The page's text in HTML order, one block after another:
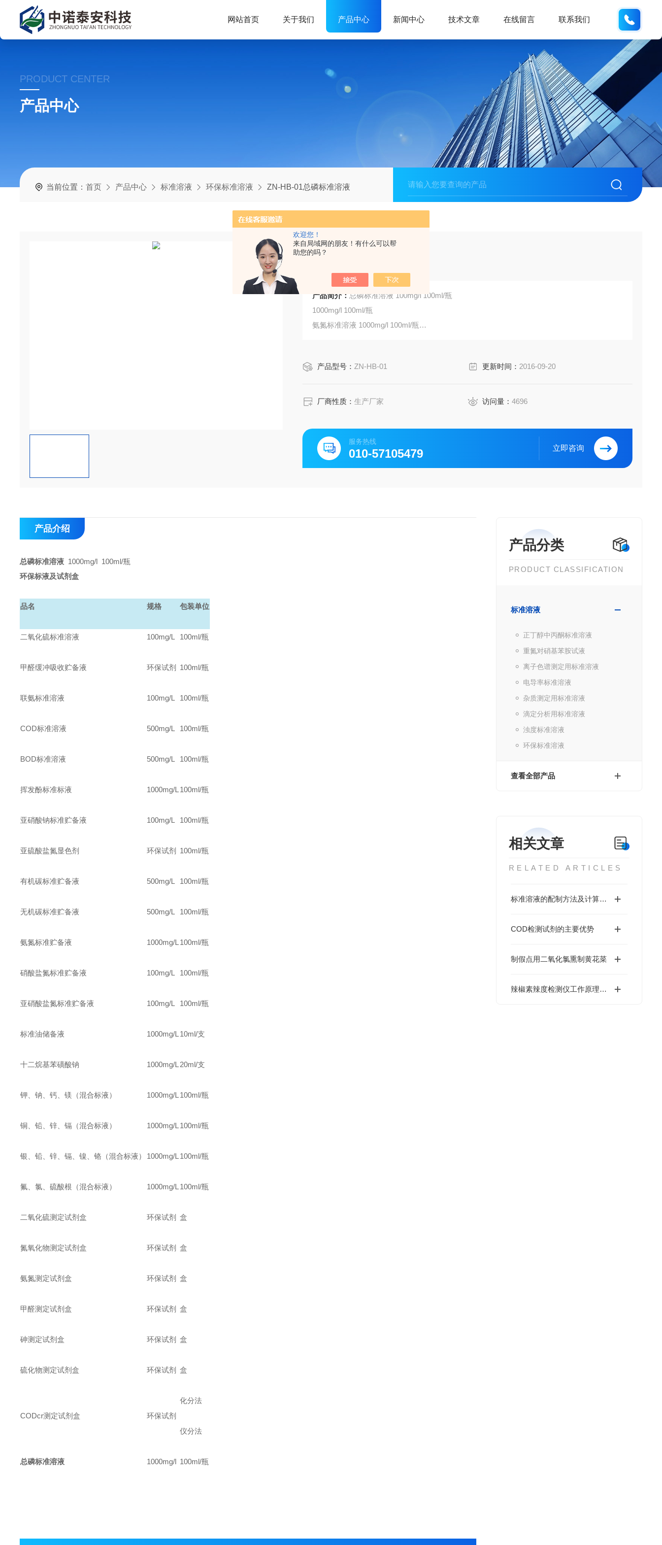
欢迎您！
来自局域网的朋友！有什么可以帮
助您的吗？
网站首页 关于我们 产品中心 新闻中心 技术文章 在线留言 联系我们
PRODUCT CENTER
产品中心
当前位置：首页 产品中心 标准溶液 环保标准溶液 ZN-HB-01总磷标准溶液
产品简介：
总磷标准溶液 100mg/l 100ml/瓶
1000mg/l 100ml/瓶
氨氮标准溶液 1000mg/l 100ml/瓶
产品型号： ZN-HB-01 更新时间： 2016-09-20
厂商性质：生产厂家 访问量： 4696
服务热线
010-57105479 立即咨询
产品分类
PRODUCT CLASSIFICATION
标准溶液
正丁醇中丙酮标准溶液
重氮对硝基苯胺试液
离子色谱测定用标准溶液
电导率标准溶液
杂质测定用标准溶液
滴定分析用标准溶液
浊度标准溶液
环保标准溶液
查看全部产品
相关文章
RELATED ARTICLES
标准溶液的配制方法及计算公式
COD检测试剂的主要优势
制假点用二氧化氯熏制黄花菜
辣椒素辣度检测仪工作原理是什么？一篇讲清楚怎么测出辣椒有多辣
产品介绍
总磷标准溶液 1000mg/l 100ml/瓶
环保标液及试剂盒
品名 规格 包装单位
二氧化硫标准溶液 100mg/L 100ml/瓶
甲醛缓冲吸收贮备液 环保试剂 100ml/瓶
联氨标准溶液 100mg/L 100ml/瓶
COD标准溶液 500mg/L 100ml/瓶
BOD标准溶液 500mg/L 100ml/瓶
挥发酚标准标液 1000mg/L 100ml/瓶
亚硝酸钠标准贮备液 100mg/L 100ml/瓶
亚硫酸盐氮显色剂 环保试剂 100ml/瓶
有机碳标准贮备液 500mg/L 100ml/瓶
无机碳标准贮备液 500mg/L 100ml/瓶
氨氮标准贮备液 1000mg/L 100ml/瓶
硝酸盐氮标准贮备液 100mg/L 100ml/瓶
亚硝酸盐氮标准贮备液 100mg/L 100ml/瓶
标准油储备液 1000mg/L 10ml/支
十二烷基苯磺酸钠 1000mg/L 20ml/支
钾、钠、钙、镁（混合标液） 1000mg/L 100ml/瓶
铜、铅、锌、镉（混合标液） 1000mg/L 100ml/瓶
银、铅、锌、镉、镍、铬（混合标液） 1000mg/L 100ml/瓶
氟、氯、硫酸根（混合标液） 1000mg/L 100ml/瓶
二氧化硫测定试剂盒 环保试剂 盒
氮氧化物测定试剂盒 环保试剂 盒
氨氮测定试剂盒 环保试剂 盒
甲醛测定试剂盒 环保试剂 盒
砷测定试剂盒 环保试剂 盒
硫化物测定试剂盒 环保试剂 盒
CODcr测定试剂盒 环保试剂
化分法
仪分法
总磷标准溶液 1000mg/l 100ml/瓶